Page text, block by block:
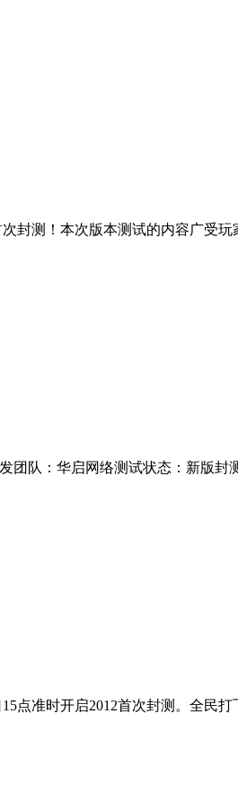
封测！本次版本测试的内容广受
队：华启网络测试状态：新版封
准时开启2012首次封测。全民